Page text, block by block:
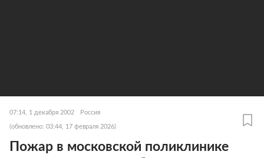
07:14, 1 декабря 2002 Россия
(обновлено: 03:44, 17 февраля 2026)
Пожар в московской поликлинике